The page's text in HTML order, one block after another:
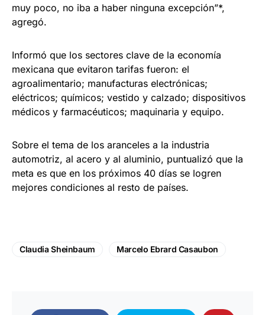
muy poco, no iba a haber ninguna excepción”*,
agregó.
Informó que los sectores clave de la economía
mexicana que evitaron tarifas fueron: el
agroalimentario; manufacturas electrónicas;
eléctricos; químicos; vestido y calzado; dispositivos
médicos y farmacéuticos; maquinaria y equipo.
Sobre el tema de los aranceles a la industria
automotriz, al acero y al aluminio, puntualizó que la
meta es que en los próximos 40 días se logren
mejores condiciones al resto de países.
Claudia Sheinbaum Marcelo Ebrard Casaubon